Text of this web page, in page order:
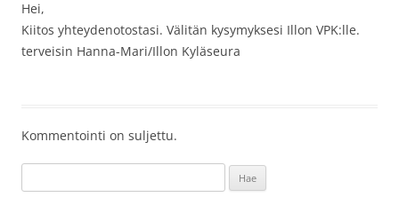
Hei,
Kiitos yhteydenotostasi. Välitän kysymyksesi Illon VPK:lle.
terveisin Hanna-Mari/Illon Kyläseura
Kommentointi on suljettu.